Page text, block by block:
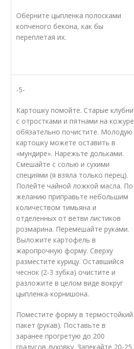
Оберните цыпленка полосками
копченого бекона, как бы
переплетая их.
-5-
Картошку помойте. Старые клубни
с отростками и пятнами на кожуре
обязательно почистите. Молодую
картошку можете оставить в
«мундире». Нарежьте дольками.
Смешайте с солью и сухими
специями (я взяла только перец).
Полейте чайной ложкой масла. По
желанию приправьте небольшим
количеством тимьяна и
отделенных от ветви листиков
розмарина. Перемешайте руками.
Выложите картофель в
жаропрочную форму. Сверху
разместите курицу. Оставшийся
чеснок (2-3 зубка) очистите и
разложите в целом виде вокруг
цыпленка-корнишона.
Поместите форму в термостойкий
пакет (рукав). Поставьте в
заранее прогретую до 200
градусов духовку. Запекайте 20-25